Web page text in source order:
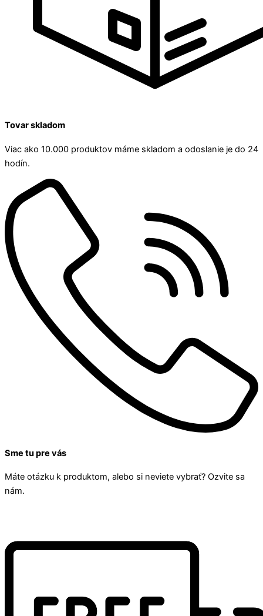
Tovar skladom
Viac ako 10.000 produktov máme skladom a odoslanie je do 24
hodín.
Sme tu pre vás
Máte otázku k produktom, alebo si neviete vybrať? Ozvite sa
nám.